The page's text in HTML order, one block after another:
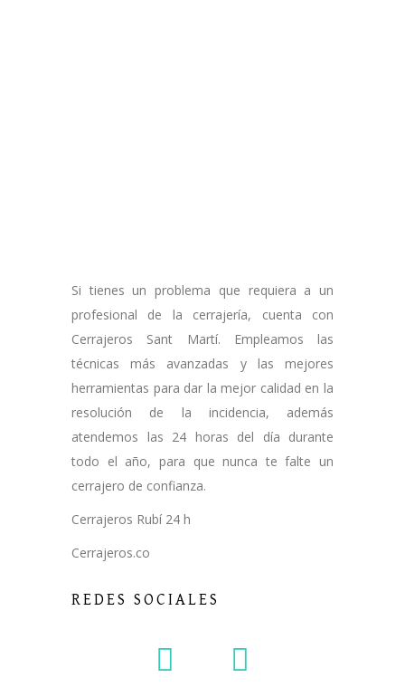
Si tienes un problema que requiera a un
profesional de la cerrajería, cuenta con
Cerrajeros Sant Martí. Empleamos las
técnicas más avanzadas y las mejores
herramientas para dar la mejor calidad en la
resolución de la incidencia, además
atendemos las 24 horas del día durante
todo el año, para que nunca te falte un
cerrajero de confianza.
Cerrajeros Rubí 24 h
Cerrajeros.co
REDES SOCIALES